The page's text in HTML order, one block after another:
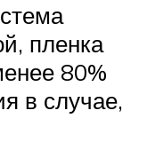
пленка
80%
в случае,